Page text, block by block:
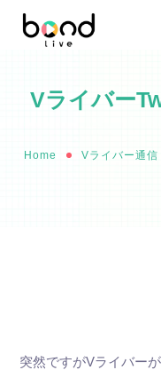
Vライバー
Home Vライバー通信
突然ですがVライバー